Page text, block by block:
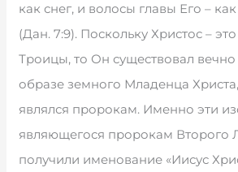
как снег, и волосы главы Его –
(Дан. 7:9). Поскольку Христос –
Троицы, то Он существовал вечно
образе земного Младенца
являлся пророкам. Именно эти
являющегося пророкам Второго
получили именование «Иисус